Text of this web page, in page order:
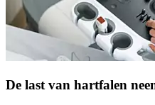
De last van hartfalen